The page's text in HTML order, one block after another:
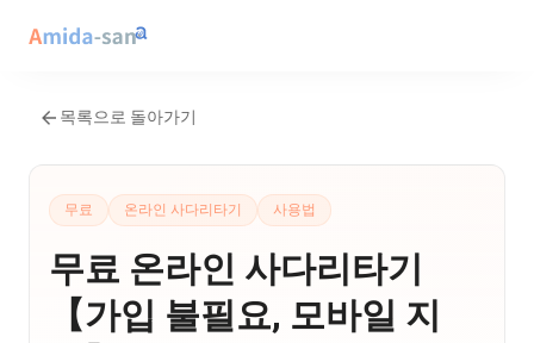
목록으로 돌아가기
무료 온라인 사다리타기 사용법
무료 온라인 사다리타기
【가입 불필요, 모바일 지